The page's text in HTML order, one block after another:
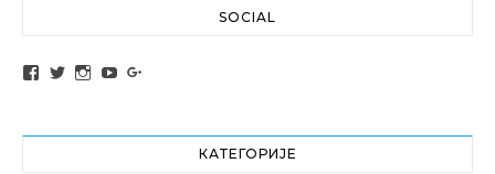
SOCIAL
View altochef’s profile on Facebook
View jovancica73’s profile on Twitter
View jovancica73’s profile on Instagram
View jovancica73’s profile on YouTube
КАТЕГОРИЈЕ